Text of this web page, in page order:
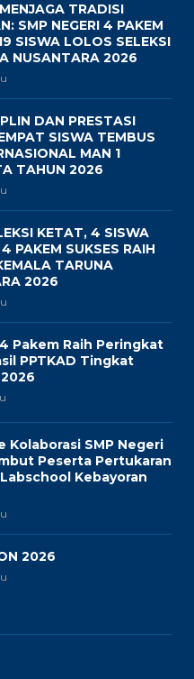
TRADISI
SMP NEGERI 4 PAKEM
SISWA LOLOS SELEKSI
NUSANTARA 2026
DAN PRESTASI
SISWA TEMBUS
MAN 1
TAHUN 2026
KETAT, 4 SISWA
PAKEM SUKSES RAIH
TARUNA
2026
Pakem Raih Peringkat
PPTKAD Tingkat
Kolaborasi SMP Negeri
Peserta Pertukaran
Kebayoran
2026